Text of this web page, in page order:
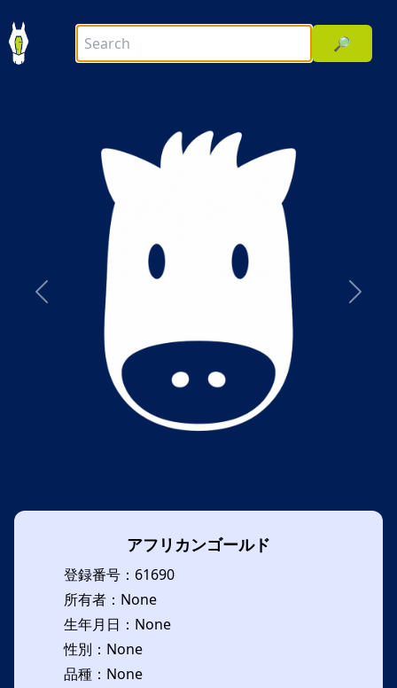
🔎
前へ 次へ
アフリカンゴールド
登録番号：61690
所有者：None
生年月日：None
性別：None
品種：None